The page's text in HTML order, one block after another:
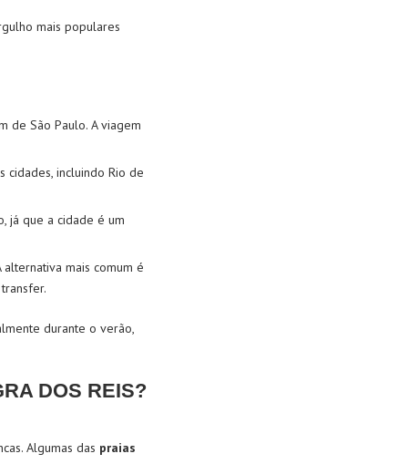
mais populares
de São Paulo. A viagem
cidades, incluindo Rio de
já que a cidade é um
mais comum é
durante o verão,
DOS REIS?
Algumas das praias